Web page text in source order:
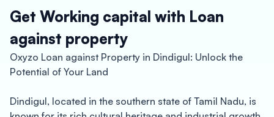
Get Working capital with Loan
against property
Oxyzo Loan against Property in Dindigul: Unlock the
Potential of Your Land
Dindigul, located in the southern state of Tamil Nadu, is